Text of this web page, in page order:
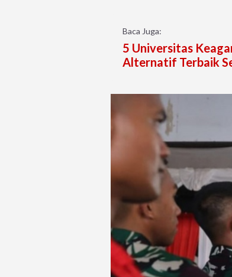
Baca Juga:
5 Universitas
Alternatif Terbaik